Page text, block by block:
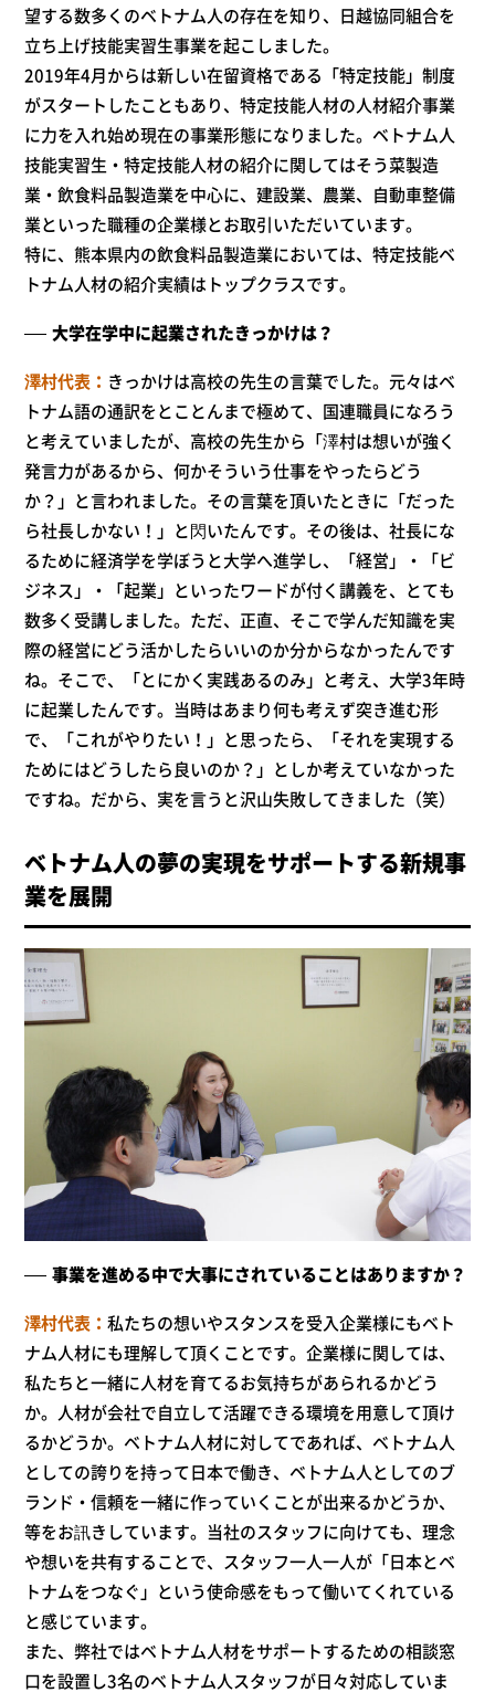
望する数多くのベトナム人の存在を知り、日越協同組合を
立ち上げ技能実習生事業を起こしました。
2019年4月からは新しい在留資格である「特定技能」制度
がスタートしたこともあり、特定技能人材の人材紹介事業
に力を入れ始め現在の事業形態になりました。ベトナム人
技能実習生・特定技能人材の紹介に関してはそう菜製造
業・飲食料品製造業を中心に、建設業、農業、自動車整備
業といった職種の企業様とお取引いただいています。
特に、熊本県内の飲食料品製造業においては、特定技能ベ
トナム人材の紹介実績はトップクラスです。
大学在学中に起業されたきっかけは？
澤村代表
きっかけは高校の先生の言葉でした。元々はベ
トナム語の通訳をとことんまで極めて、国連職員になろう
と考えていましたが、高校の先生から「澤村は想いが強く
発言力があるから、何かそういう仕事をやったらどう
か？」と言われました。その言葉を頂いたときに「だった
ら社長しかない！」と閃いたんです。その後は、社長にな
るために経済学を学ぼうと大学へ進学し、「経営」・「ビ
ジネス」・「起業」といったワードが付く講義を、とても
数多く受講しました。ただ、正直、そこで学んだ知識を実
際の経営にどう活かしたらいいのか分からなかったんです
ね。そこで、「とにかく実践あるのみ」と考え、大学3年時
に起業したんです。当時はあまり何も考えず突き進む形
で、「これがやりたい！」と思ったら、「それを実現する
ためにはどうしたら良いのか？」としか考えていなかった
ですね。だから、実を言うと沢山失敗してきました（笑）
ベトナム人の夢の実現をサポートする新規事
業を展開
事業を進める中で大事にされていることはありますか？
澤村代表
私たちの想いやスタンスを受入企業様にもベト
ナム人材にも理解して頂くことです。企業様に関しては、
私たちと一緒に人材を育てるお気持ちがあられるかどう
か。人材が会社で自立して活躍できる環境を用意して頂け
るかどうか。ベトナム人材に対してであれば、ベトナム人
としての誇りを持って日本で働き、ベトナム人としてのブ
ランド・信頼を一緒に作っていくことが出来るかどうか、
等をお訊きしています。当社のスタッフに向けても、理念
や想いを共有することで、スタッフ一人一人が「日本とベ
トナムをつなぐ」という使命感をもって働いてくれている
と感じています。
また、弊社ではベトナム人材をサポートするための相談窓
口を設置し3名のベトナム人スタッフが日々対応していま